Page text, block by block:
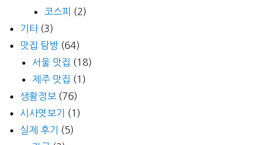
코스피 (2)
기타(3)
맛집 탐방 (64)
서울 맛집 (18)
제주 맛집 (1)
생활정보 (76)
시사엿보기
(1)
실제 후기
(5)